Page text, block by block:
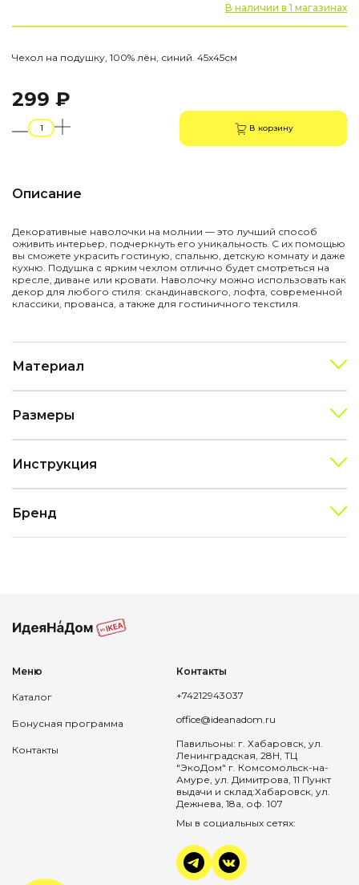
В наличии в 1 магазинах
Чехол на подушку, 100% лён, синий. 45х45см
299 ₽
В корзину
Описание
Декоративные наволочки на молнии — это лучший способ
оживить интерьер, подчеркнуть его уникальность. С их помощью
вы сможете украсить гостиную, спальню, детскую комнату и даже
кухню. Подушка с ярким чехлом отлично будет смотреться на
кресле, диване или кровати. Наволочку можно использовать как
декор для любого стиля: скандинавского, лофта, современной
классики, прованса, а также для гостиничного текстиля.
Материал
Размеры
Инструкция
Бренд
Меню
Каталог
Бонусная программа
Контакты
Контакты
+74212943037
office@ideanadom.ru
Павильоны: г. Хабаровск, ул.
Ленинградская, 28Н, ТЦ
"ЭкоДом" г. Комсомольск-на-
Амуре, ул. Димитрова, 11 Пункт
выдачи и склад:Хабаровск, ул.
Дежнева, 18а, оф. 107
Мы в социальных сетях: